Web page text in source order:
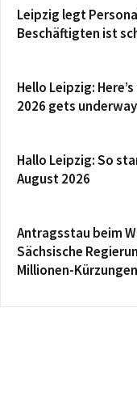
Leipzig legt
Beschäftigten ist
Hello Leipzig:
2026 gets underway
Hallo Leipzig: So
August 2026
Antragsstau beim
Sächsische
Millionen-